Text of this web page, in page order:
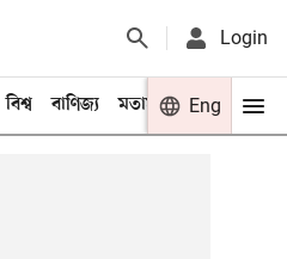
Login
বিশ্ব বাণিজ্য মতামত খেলা
Eng